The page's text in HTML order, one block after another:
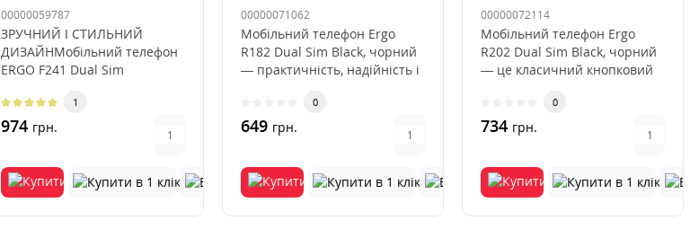
00000059787
ЗРУЧНИЙ І СТИЛЬНИЙ
ДИЗАЙНМобільний телефон
ERGO F241 Dual Sim
дизайні: корпус-..
1
974 грн.
00000071062
Мобільний телефон Ergo
R182 Dual Sim Black, чорний
— практичність, надійність і
0
649 грн.
00000072114
Мобільний телефон Ergo
R202 Dual Sim Black, чорний
— це класичний кнопковий
0
734 грн.